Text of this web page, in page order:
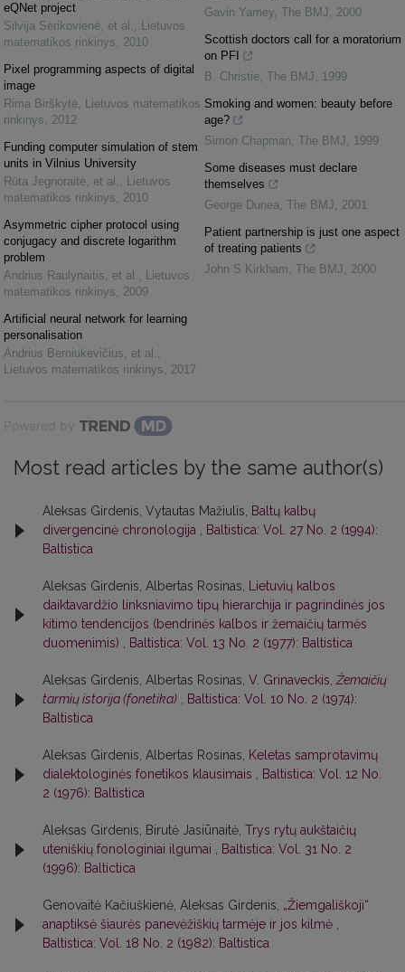
eQNet project
Silvija Sėrikovienė, et al. , Lietuvos
matematikos rinkinys, 2010
Pixel programming aspects of digital
image
Rima Birškytė, Lietuvos matematikos
rinkinys, 2012
Funding computer simulation of stem
units in Vilnius University
Rūta Jegnoraitė, et al. , Lietuvos
matematikos rinkinys, 2010
Asymmetric cipher protocol using
conjugacy and discrete logarithm
problem
Andrius Raulynaitis, et al. , Lietuvos
matematikos rinkinys, 2009
Artificial neural network for learning
personalisation
Andrius Berniukevičius, et al. ,
Lietuvos matematikos rinkinys, 2017
Gavin Yamey, The BMJ, 2000
Scottish doctors call for a moratorium
on PFI
B. Christie, The BMJ, 1999
Smoking and women: beauty before
age?
Simon Chapman, The BMJ, 1999
Some diseases must declare
themselves
George Dunea, The BMJ, 2001
Patient partnership is just one aspect
of treating patients
John S Kirkham, The BMJ, 2000
Powered by
Most read articles by the same author(s)
Aleksas Girdenis, Vytautas Mažiulis, Baltų kalbų
divergencinė chronologija , Baltistica: Vol. 27 No. 2 (1994):
Baltistica
Aleksas Girdenis, Albertas Rosinas, Lietuvių kalbos
daiktavardžio linksniavimo tipų hierarchija ir pagrindinės jos
kitimo tendencijos (bendrinės kalbos ir žemaičių tarmės
duomenimis) , Baltistica: Vol. 13 No. 2 (1977): Baltistica
Aleksas Girdenis, Albertas Rosinas, V. Grinaveckis,Žemaičių
tarmių istorija (fonetika) , Baltistica: Vol. 10 No. 2 (1974):
Baltistica
Aleksas Girdenis, Albertas Rosinas, Keletas samprotavimų
dialektologinės fonetikos klausimais , Baltistica: Vol. 12 No.
2 (1976): Baltistica
Aleksas Girdenis, Birutė Jasiūnaitė, Trys rytų aukštaičių
uteniškių fonologiniai ilgumai , Baltistica: Vol. 31 No. 2
(1996): Baltictica
Genovaitė Kačiuškienė, Aleksas Girdenis, „Žiemgališkoji“
anaptiksė šiaurės panevėžiškių tarmėje ir jos kilmė ,
Baltistica: Vol. 18 No. 2 (1982): Baltistica